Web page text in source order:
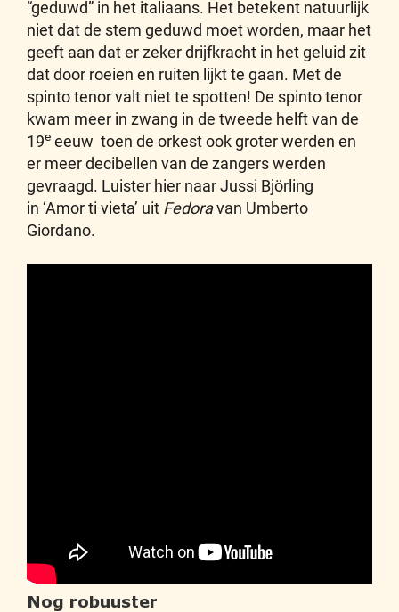
“geduwd” in het italiaans. Het betekent natuurlijk
niet dat de stem geduwd moet worden, maar het
geeft aan dat er zeker drijfkracht in het geluid zit
dat door roeien en ruiten lijkt te gaan. Met de
spinto tenor valt niet te spotten! De spinto tenor
kwam meer in zwang in de tweede helft van de
19e eeuw toen de orkest ook groter werden en
er meer decibellen van de zangers werden
gevraagd. Luister hier naar Jussi Björling
in ‘Amor ti vieta’ uit Fedoravan Umberto
Giordano.
Nog robuuster